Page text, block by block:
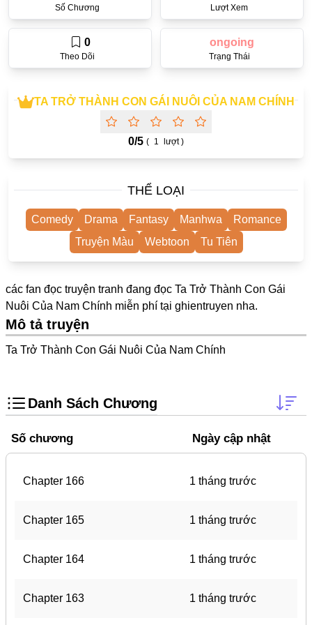
One Shot
#Âu Cổ
Showbiz
Mature
Trọng Sinh
Thanh Xuân Vườn Trường
Shoujo Ai
#Trâu Già Gặm Cỏ Non
Demons
Anime
#Hoàng Gia
TA TRỞ THÀNH CON GÁI NUÔI CỦA NAM CHÍNH
0/5 ( 1 lượt )
Số Chương Lượt Xem
Theo Dõi
0
Trạng Thái
ongoing
THỂ LOẠI
Comedy Drama Fantasy Manhwa
Romance
Truyện Màu
Webtoon Tu Tiên
các fan đọc truyện tranh đang đọc Ta Trở Thành Con Gái
Nuôi Của Nam Chính miễn phí tại ghientruyen nha.
Mô tả truyện
Ta Trở Thành Con Gái Nuôi Của Nam Chính
Danh Sách Chương
Số chương Ngày cập nhật
Chapter 166 1 tháng trước
Chapter 165 1 tháng trước
Chapter 164 1 tháng trước
Chapter 163 1 tháng trước